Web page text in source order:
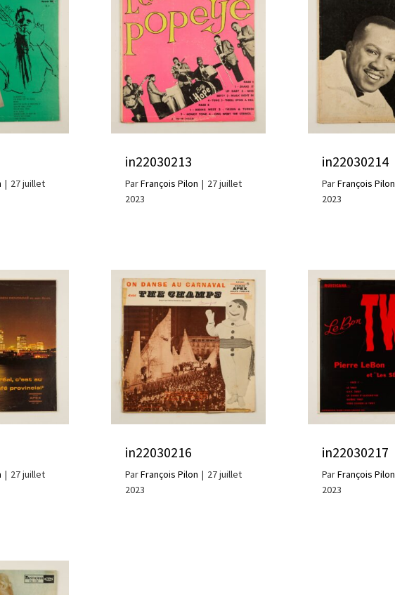
| 27 juillet
in22030213
ParFrançois Pilon | 27 juillet
2023
in22030214
ParFrançois Pilon
2023
| 27 juillet
in22030216
ParFrançois Pilon | 27 juillet
2023
in22030217
ParFrançois Pilon
2023